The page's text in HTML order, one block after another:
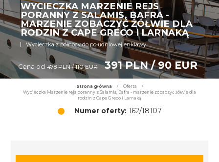
WYCIECZKA MARZENIE REJS
PORANNY Z SALAMIS, BAFRA -
MARZENIE ZOBACZYĆ ŻÓŁWIE DLA
RODZIN Z CAPE GRECO I LARNAKĄ
Wycieczka z północy do południowej enklawy
Cena od 478 PLN / 110 EUR 391 PLN / 90 EUR
Strona główna / Oferta
/
Wycieczka Marzenie rejs poranny z Salamis, Bafra - marzenie zobaczyć żółwie dla
rodzin z Cape Greco i Larnaką
Numer oferty:162/18107